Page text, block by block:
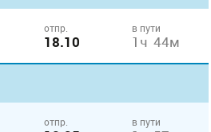
отпр.
18.10
в пути
1ч 44м
отпр. в пути